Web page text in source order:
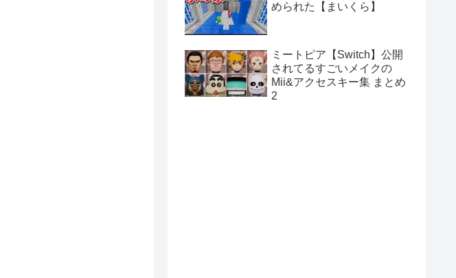
められた【まいくら】
ミートピア【Switch】公開
されてるすごいメイクの
Mii&アクセスキー集 まとめ
2